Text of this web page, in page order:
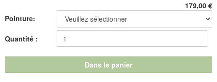
L'empiècement élastique latéral est un bienfait pour les pieds
sensibles, car il crée un «plus» d'espace pour les capitons du pied
et soulage aussi l'hallux valgus. La doublure en microfibre Dry Clim
thermo-active s'étire avec élasticité de tous côtés.
Référence : 6.652.08
Découvrez les chaussures les plus confortables de votre vie !
179,00 €
Pointure:
Quantité :
Dans le panier